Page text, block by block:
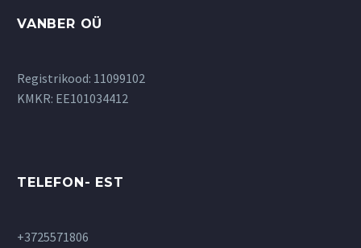
VANBER OÜ
Registrikood: 11099102
KMKR: EE101034412
TELEFON- EST
+3725571806